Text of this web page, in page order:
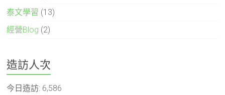
泰文學習 (13)
經營Blog (2)
造訪人次
今日造訪: 6,586